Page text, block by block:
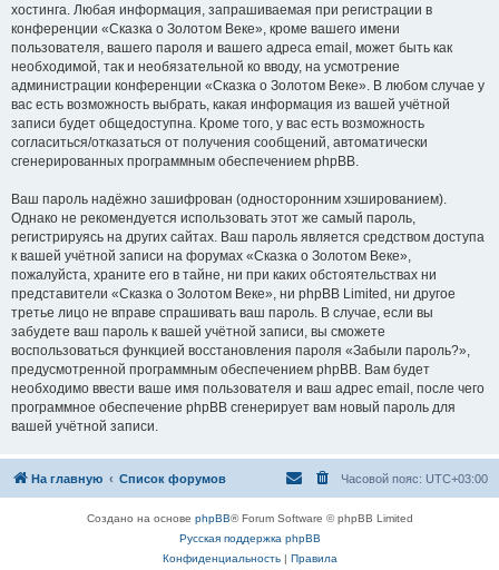
хостинга. Любая информация, запрашиваемая при регистрации в
конференции «Сказка о Золотом Веке», кроме вашего имени
пользователя, вашего пароля и вашего адреса email, может быть как
необходимой, так и необязательной ко вводу, на усмотрение
администрации конференции «Сказка о Золотом Веке». В любом случае у
вас есть возможность выбрать, какая информация из вашей учётной
записи будет общедоступна. Кроме того, у вас есть возможность
согласиться/отказаться от получения сообщений, автоматически
сгенерированных программным обеспечением phpBB.
Ваш пароль надёжно зашифрован (односторонним хэшированием).
Однако не рекомендуется использовать этот же самый пароль,
регистрируясь на других сайтах. Ваш пароль является средством доступа
к вашей учётной записи на форумах «Сказка о Золотом Веке»,
пожалуйста, храните его в тайне, ни при каких обстоятельствах ни
представители «Сказка о Золотом Веке», ни phpBB Limited, ни другое
третье лицо не вправе спрашивать ваш пароль. В случае, если вы
забудете ваш пароль к вашей учётной записи, вы сможете
воспользоваться функцией восстановления пароля «Забыли пароль?»,
предусмотренной программным обеспечением phpBB. Вам будет
необходимо ввести ваше имя пользователя и ваш адрес email, после чего
программное обеспечение phpBB сгенерирует вам новый пароль для
вашей учётной записи.
На главную Список форумов Часовой пояс: UTC+03:00
Создано на основе phpBB® Forum Software © phpBB Limited
Русская поддержка phpBB
Конфиденциальность| Правила